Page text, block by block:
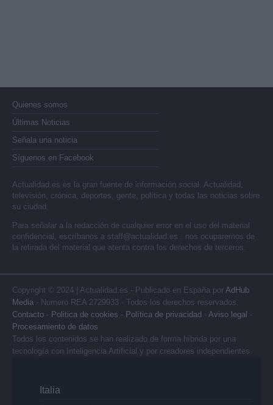
Quienes somos
Últimas Noticias
Señala una noticia
Síguenos en Facebook
Actualidad.es es la gran fuente de información social. Actualidad,
televisión, crónica, deportes, gente, política y todas las noticias sobre
su ciudad.
Para señalar a la redacción de cualquier error en el uso del material
confidencial, escríbanos a staff@actualidad.es : nos ocuparemos de
la retirada del material que atenta contra los derechos de terceros.
Copyright © 2024 | Actualidad.es - Publicado en España por AdHub
Media - Numero REA 2729933 - Todos los derechos reservados.
Contacto - Politica de cookies - Política de privacidad - Aviso legal -
Procesamiento de datos
Todos los contenidos se han realizado de forma híbrida por una
tecnología con Inteligencia Artificial y por creadores independientes
Italia